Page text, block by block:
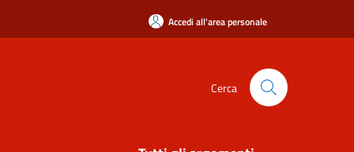
Accedi all'area personale
Cerca